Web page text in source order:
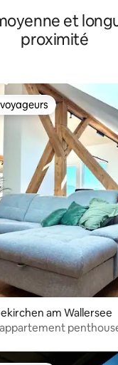
et
proximité
les plus
am Wallersee
appartement